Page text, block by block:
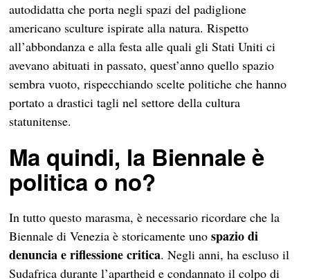
autodidatta che porta negli spazi del padiglione
americano sculture ispirate alla natura. Rispetto
all’abbondanza e alla festa alle quali gli Stati Uniti ci
avevano abituati in passato, quest’anno quello spazio
sembra vuoto, rispecchiando scelte politiche che hanno
portato a drastici tagli nel settore della cultura
statunitense.
Ma quindi, la Biennale è
politica o no?
In tutto questo marasma, è necessario ricordare che la
Biennale di Venezia è storicamente unospazio di
denuncia e riflessione critica. Negli anni, ha escluso il
Sudafrica durante l’apartheid e condannato il colpo di